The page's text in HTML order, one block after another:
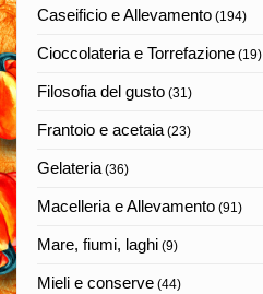
Caseificio e Allevamento (194)
Cioccolateria e Torrefazione (19)
Filosofia del gusto (31)
Frantoio e acetaia(23)
Gelateria(36)
Macelleria e Allevamento (91)
Mare, fiumi, laghi (9)
Mieli e conserve (44)